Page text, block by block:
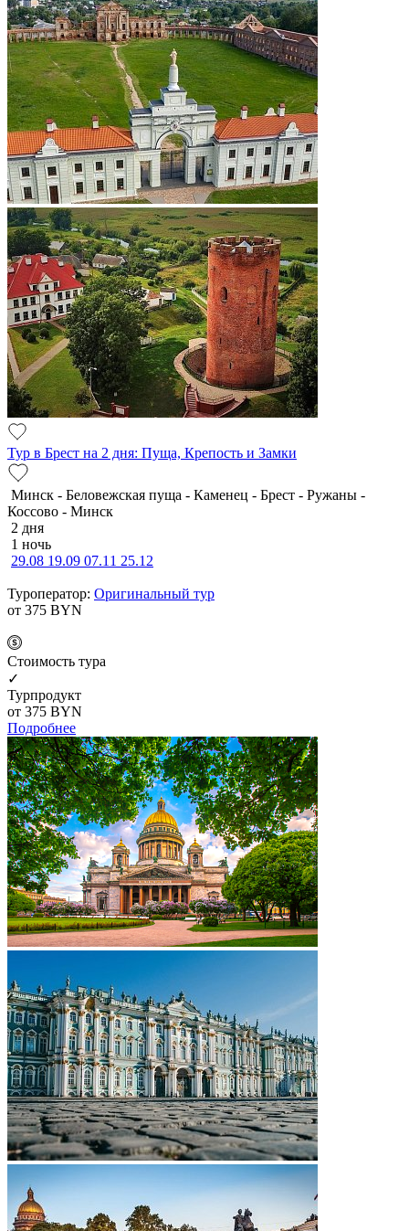
Тур в Брест на 2 дня: Пуща, Крепость и Замки
Минск - Беловежская пуща - Каменец - Брест - Ружаны -
Коссово - Минск
2 дня
1 ночь
29.08 19.09 07.11 25.12
Туроператор: Оригинальный тур
от 375 BYN
Cтоимость тура
✓
Турпродукт
от 375 BYN
Подробнее